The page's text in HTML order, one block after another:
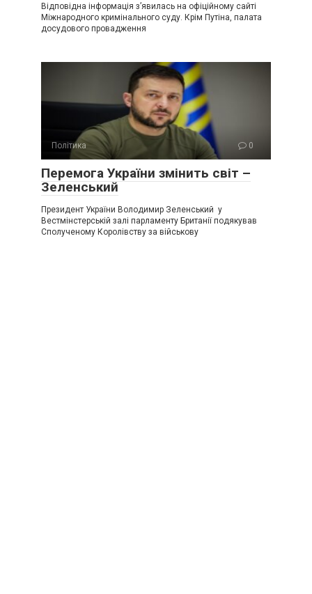
Відповідна інформація з’явилась на офіційному сайті
Міжнародного кримінального суду. Крім Путіна, палата
досудового провадження
Політика 0
Перемога України змінить світ –
Зеленський
Президент України Володимир Зеленський у
Вестмінстерській залі парламенту Британії подякував
Сполученому Королівству за військову